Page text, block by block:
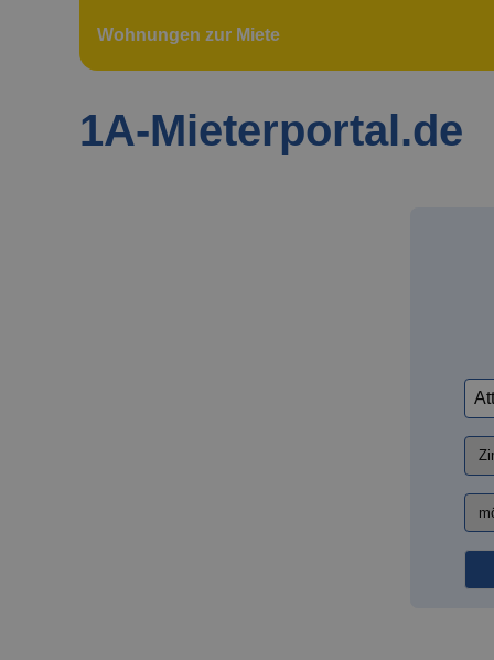
Wohnungen zur Miete
1A-Mieterportal.de